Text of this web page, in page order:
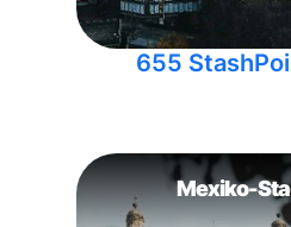
655
Mexiko-